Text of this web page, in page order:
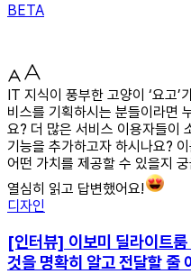
BETA
IT 지식이 풍부한 고양이 ‘요고’
비스를 기획하시는 분들이라면
요? 더 많은 서비스 이용자들이
기능을 추가하고자 하시나요?
어떤 가치를 제공할 수 있을지
열심히 읽고 답변했어요!
디자인
[인터뷰] 이보미 딜라이트
것을 명확히 알고 전달할 줄